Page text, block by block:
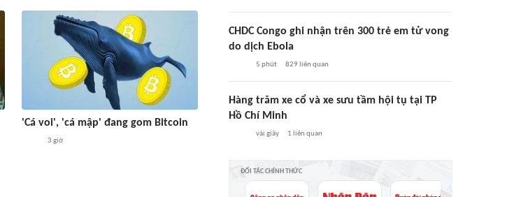
'Cá voi', 'cá mập' đang gom Bitcoin
3 giờ
CHDC Congo ghi nhận trên 300 trẻ em tử vong
do dịch Ebola
5 phút 829 liên quan
Hàng trăm xe cổ và xe sưu tầm hội tụ tại TP
Hồ Chí Minh
vài giây 1 liên quan
ĐỐI TÁC CHÍNH THỨC